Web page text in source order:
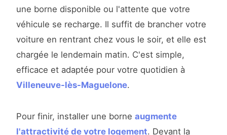
une borne disponible ou l'attente que votre
véhicule se recharge. Il suffit de brancher votre
voiture en rentrant chez vous le soir, et elle est
chargée le lendemain matin. C'est simple,
efficace et adaptée pour votre quotidien à
Villeneuve-lès-Maguelone.
Pour finir, installer une borne augmente
l'attractivité de votre logement. Devant la